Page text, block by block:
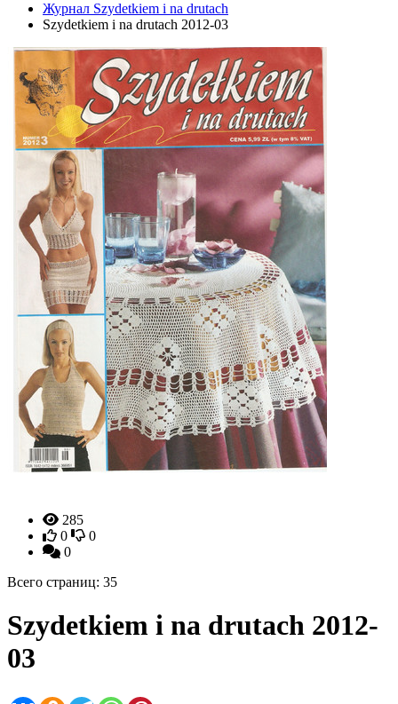
Журнал Szydetkiem i na drutach
Szydetkiem i na drutach 2012-03
285
0
0
0
Всего страниц: 35
Szydetkiem i na drutach 2012-
03